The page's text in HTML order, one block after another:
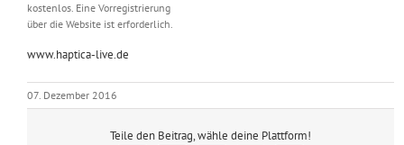
kostenlos. Eine Vorregistrierung
über die Website ist erforderlich.
www.haptica-live.de
07. Dezember 2016
Teile den Beitrag, wähle deine Plattform!